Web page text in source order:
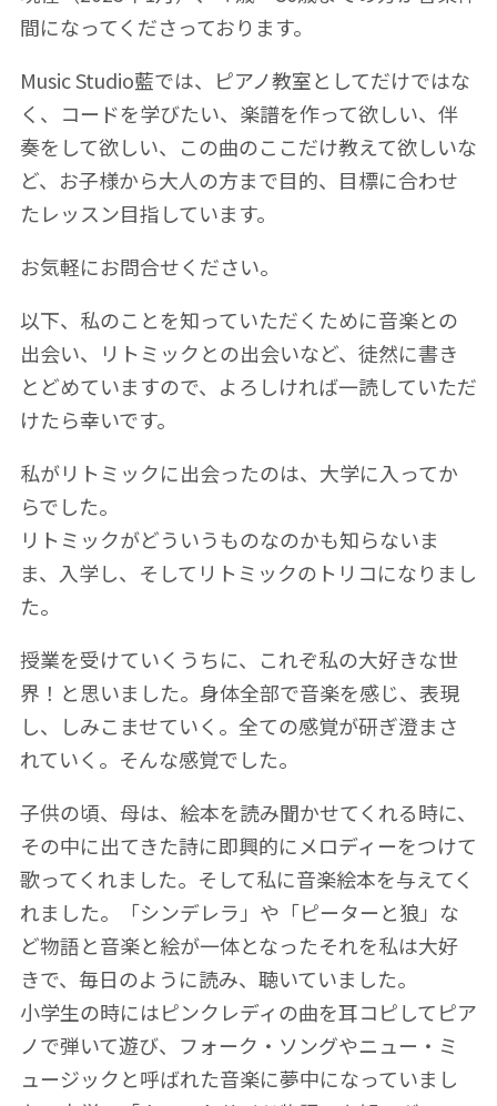
間になってくださっております。
Music Studio藍では、ピアノ教室としてだけではな
く、コードを学びたい、楽譜を作って欲しい、伴
奏をして欲しい、この曲のここだけ教えて欲しいな
ど、お子様から大人の方まで目的、目標に合わせ
たレッスン目指しています。
お気軽にお問合せください。
以下、私のことを知っていただくために音楽との
出会い、リトミックとの出会いなど、徒然に書き
とどめていますので、よろしければ一読していただ
けたら幸いです。
私がリトミックに出会ったのは、大学に入ってか
らでした。
リトミックがどういうものなのかも知らないま
ま、入学し、そしてリトミックのトリコになりまし
た。
授業を受けていくうちに、これぞ私の大好きな世
界！と思いました。身体全部で音楽を感じ、表現
し、しみこませていく。全ての感覚が研ぎ澄まさ
れていく。そんな感覚でした。
子供の頃、母は、絵本を読み聞かせてくれる時に、
その中に出てきた詩に即興的にメロディーをつけて
歌ってくれました。そして私に音楽絵本を与えてく
れました。「シンデレラ」や「ピーターと狼」な
ど物語と音楽と絵が一体となったそれを私は大好
きで、毎日のように読み、聴いていました。
小学生の時にはピンクレディの曲を耳コピしてピア
ノで弾いて遊び、フォーク・ソングやニュー・ミ
ュージックと呼ばれた音楽に夢中になっていまし